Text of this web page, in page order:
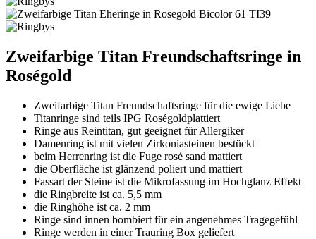
Zweifarbige Titan Freundschaftsringe in
Roségold
Zweifarbige Titan Freundschaftsringe für die ewige Liebe
Titanringe sind teils IPG Roségoldplattiert
Ringe aus Reintitan, gut geeignet für Allergiker
Damenring ist mit vielen Zirkoniasteinen bestückt
beim Herrenring ist die Fuge rosé sand mattiert
die Oberfläche ist glänzend poliert und mattiert
Fassart der Steine ist die Mikrofassung im Hochglanz Effekt
die Ringbreite ist ca. 5,5 mm
die Ringhöhe ist ca. 2 mm
Ringe sind innen bombiert für ein angenehmes Tragegefühl
Ringe werden in einer Trauring Box geliefert